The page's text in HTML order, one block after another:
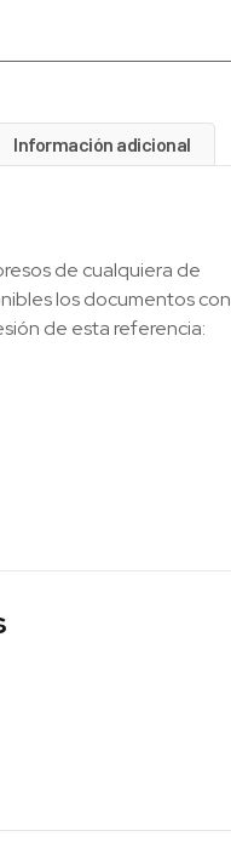
Información adicional
de cualquiera de
los documentos con
de esta referencia: